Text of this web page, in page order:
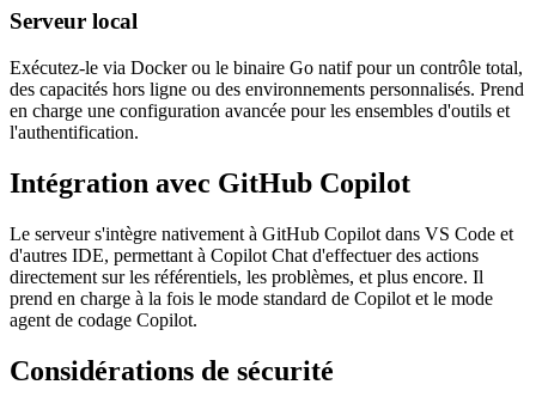
Serveur local
Exécutez-le via Docker ou le binaire Go natif pour un contrôle total,
des capacités hors ligne ou des environnements personnalisés. Prend
en charge une configuration avancée pour les ensembles d'outils et
l'authentification.
Intégration avec GitHub Copilot
Le serveur s'intègre nativement à GitHub Copilot dans VS Code et
d'autres IDE, permettant à Copilot Chat d'effectuer des actions
directement sur les référentiels, les problèmes, et plus encore. Il
prend en charge à la fois le mode standard de Copilot et le mode
agent de codage Copilot.
Considérations de sécurité